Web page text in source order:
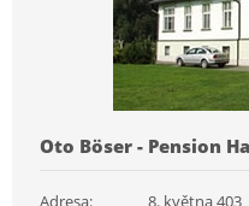
Oto Böser - Pension
Adresa:
8. května 403